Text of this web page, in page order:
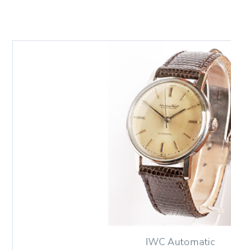
IWC Automatic